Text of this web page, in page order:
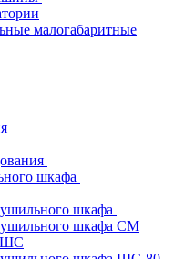
малогабаритные
шкафа
шкафа
шкафа СМ
ШС